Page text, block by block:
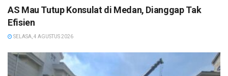
AS Mau Tutup Konsulat di Medan, Dianggap Tak
Efisien
SELASA, 4 AGUSTUS 2026